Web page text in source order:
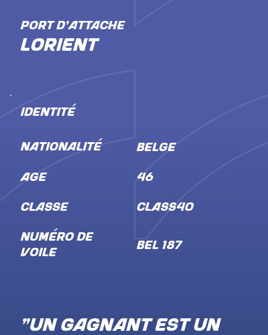
"Un gagnant est un
IDENTITÉ
NUMÉRO DE
VOILE
BEL 187
CLASSE Class40
ÂGE 46
NATIONALITÉ Belge
PORT D'ATTACHE
Lorient